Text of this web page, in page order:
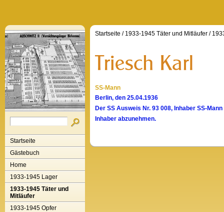
Startseite
Gästebuch
Home
1933-1945 Lager
1933-1945 Täter und
Mitläufer
1933-1945 Opfer
Startseite / 1933-1945 Täter und Mitläufer /
SS-Mann
Berlin, den 25.04.1936
Der SS Ausweis Nr. 93 008, Inhaber SS-
Inhaber abzunehmen.